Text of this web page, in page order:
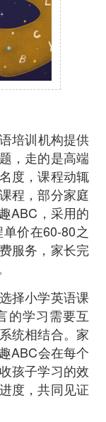
培训机构提供
，走的是高端
度，课程动辄
程，部分家庭
ABC，采用的
价在60-80之
服务，家长完
择小学英语课
的学习需要互
统相结合。家
ABC会在每个
孩子学习的效
度，共同见证